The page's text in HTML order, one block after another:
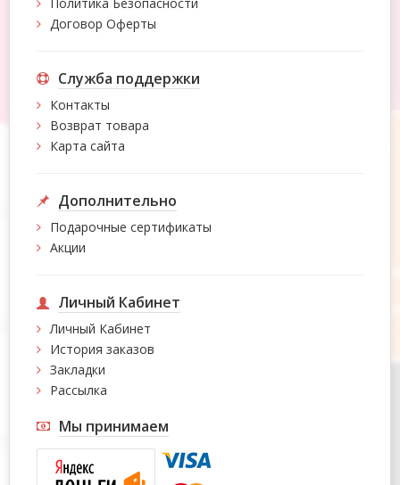
Договор Оферты
Служба поддержки
Контакты
Возврат товара
Карта сайта
Дополнительно
Подарочные сертификаты
Акции
Личный Кабинет
Личный Кабинет
История заказов
Закладки
Рассылка
Мы принимаем